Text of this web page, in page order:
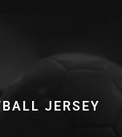
JERSEY